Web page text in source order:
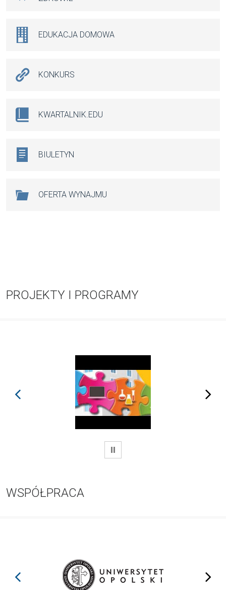
EDUKACJA DOMOWA
KONKURS
KWARTALNIK.EDU
BIULETYN
OFERTA WYNAJMU
PROJEKTY I PROGRAMY
prev next
WSTRZYMAJ
WSPÓŁPRACA
prev next